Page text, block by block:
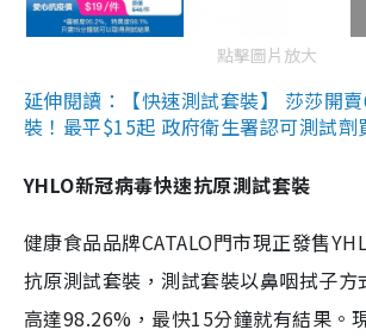
點擊圖片放大
延伸閱讀：【快速測試套裝】 莎莎開
裝！最平$15起 政府衛生署認可測試劑
YHLO新冠病毒快速抗原測試套裝
健康食品品牌CATALO門市現正發售
抗原測試套裝，測試套裝以鼻咽拭子方
高達98.26%，最快15分鐘就有結果。